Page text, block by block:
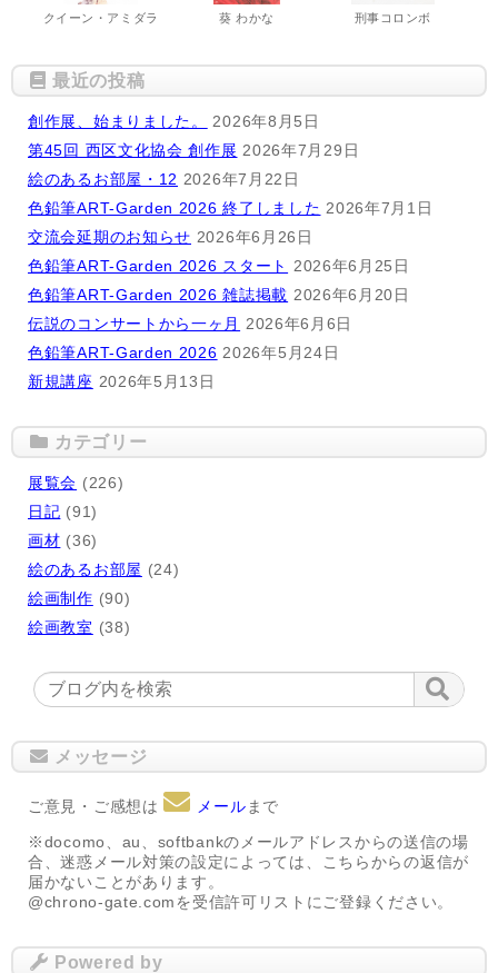
クイーン・アミダラ 葵 わかな 刑事コロンボ
最近の投稿
創作展、始まりました。
2026年8月5日
第45回 西区文化協会 創作展 2026年7月29日
絵のあるお部屋・12 2026年7月22日
色鉛筆ART-Garden 2026 終了しました 2026年7月1日
交流会延期のお知らせ 2026年6月26日
色鉛筆ART-Garden 2026 スタート
2026年6月25日
色鉛筆ART-Garden 2026 雑誌掲載 2026年6月20日
伝説のコンサートから一ヶ月
2026年6月6日
色鉛筆ART-Garden 2026 2026年5月24日
新規講座 2026年5月13日
カテゴリー
展覧会 (226)
日記 (91)
画材 (36)
絵のあるお部屋 (24)
絵画制作 (90)
絵画教室 (38)
メッセージ
ご意見・ご感想は メール まで
※docomo、au、softbankのメールアドレスからの送信の場
合、迷惑メール対策の設定によっては、こちらからの返信が
届かないことがあります。
@chrono-gate.comを受信許可リストにご登録ください。
Powered by